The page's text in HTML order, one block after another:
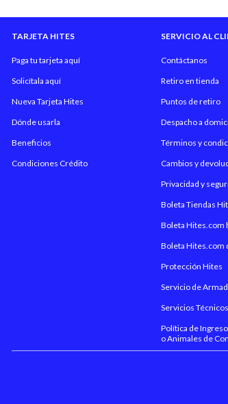
TARJETA HITES
Paga tu tarjeta aquí
Solicítala aquí
Nueva Tarjeta Hites
Dónde usarla
Beneficios
Condiciones Crédito
SERVICIO AL
Contáctanos
Retiro en tienda
Puntos de retiro
Despacho a
Términos y
Cambios y
Privacidad y
Boleta Tiendas
Boleta Hites.com
Boleta Hites.com
Protección Hites
Servicio de
Servicios Técnicos
Política de
o Animales de